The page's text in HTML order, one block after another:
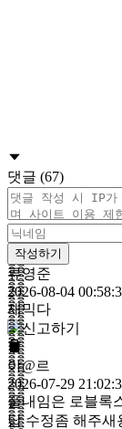
댓글 (67)
작성하기
류영준
2026-08-04
재믹다
야@르
2026-07-29
풀내임은 로블록
답 수정좀 해주새